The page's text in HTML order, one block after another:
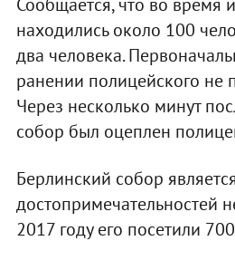
Сообщается, что во время
находились около 100
два человека.
ранении полицейского не
Через несколько минут
собор был оцеплен
Берлинский собор
достопримечательностей
2017 году его посетили